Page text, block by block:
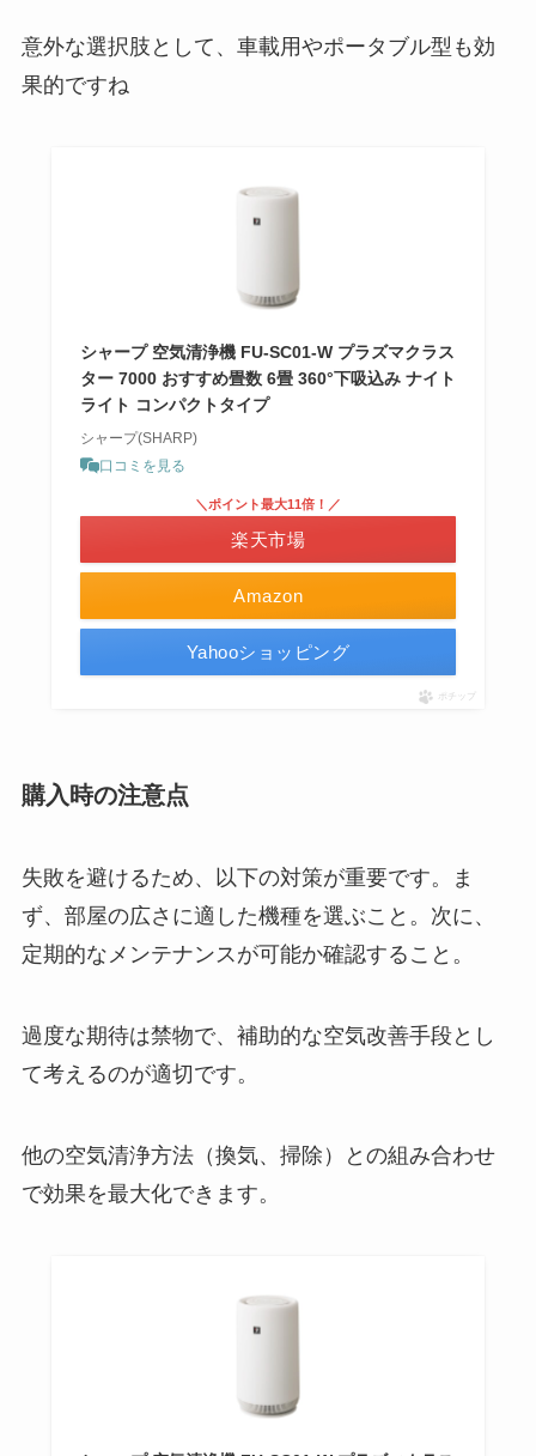
意外な選択肢として、車載用やポータブル型も効
果的ですね
シャープ 空気清浄機 FU-SC01-W プラズマクラス
ター 7000 おすすめ畳数 6畳 360°下吸込み ナイト
ライト コンパクトタイプ
シャープ(SHARP)
口コミを見る
Amazon
＼ポイント最大11倍！／
楽天市場
Yahooショッピング
ポチップ
購入時の注意点
失敗を避けるため、以下の対策が重要です。ま
ず、部屋の広さに適した機種を選ぶこと。次に、
定期的なメンテナンスが可能か確認すること。
過度な期待は禁物で、補助的な空気改善手段とし
て考えるのが適切です。
他の空気清浄方法（換気、掃除）との組み合わせ
で効果を最大化できます。